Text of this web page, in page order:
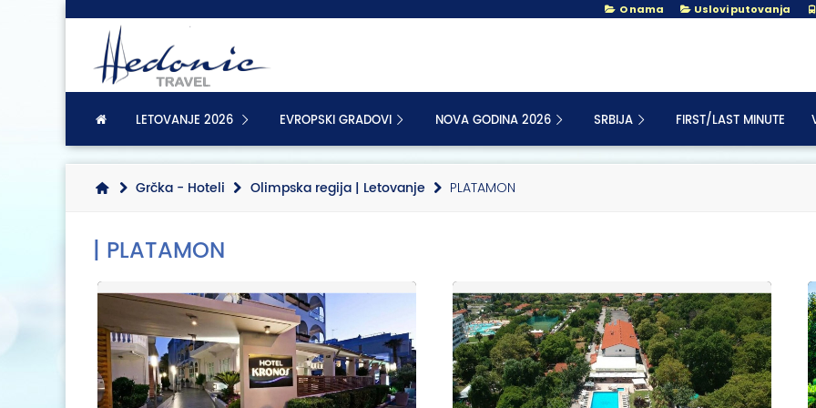
O nama Uslovi putovanja
LETOVANJE 2026 EVROPSKI GRADOVI NOVA GODINA 2026 SRBIJA FIRST/LAST MINUTE
Grčka - Hoteli Olimpska regija | Letovanje PLATAMON
| PLATAMON